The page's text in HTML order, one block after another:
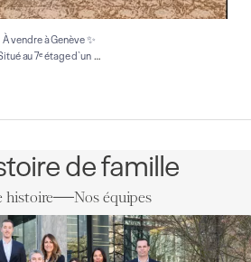
À vendre à Genève ✨
au 7ᵉ étage d`un …
de famille
histoire Nos équipes